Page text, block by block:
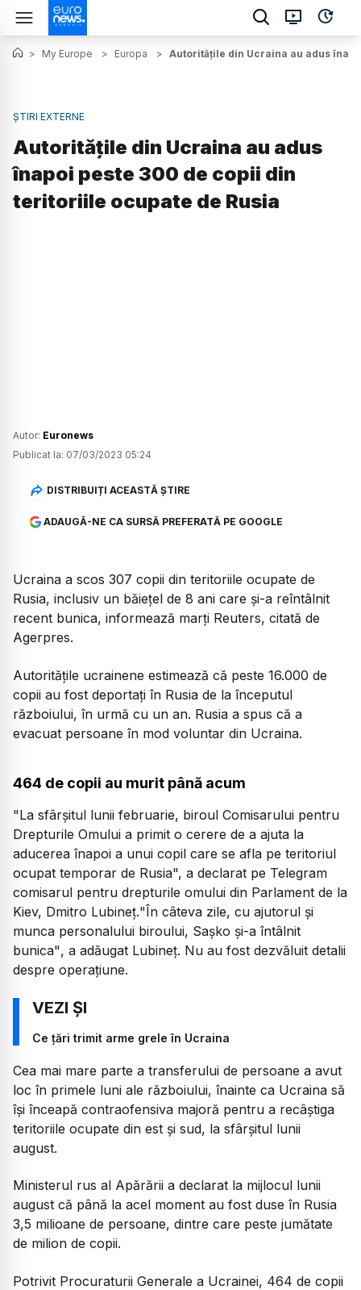
> My Europe > Europa > Autoritățile din Ucraina au adus
ȘTIRI EXTERNE
Autoritățile din Ucraina au adus
înapoi peste 300 de copii din
teritoriile ocupate de Rusia
Autor: Euronews
Publicat la: 07/03/2023 05:24
DISTRIBUIȚI ACEASTĂ ȘTIRE
ADAUGĂ-NE CA SURSĂ PREFERATĂ PE GOOGLE
Ucraina a scos 307 copii din teritoriile ocupate de
Rusia, inclusiv un băieţel de 8 ani care şi-a reîntâlnit
recent bunica, informează marţi Reuters, citată de
Agerpres.
Autorităţile ucrainene estimează că peste 16.000 de
copii au fost deportaţi în Rusia de la începutul
războiului, în urmă cu un an. Rusia a spus că a
evacuat persoane în mod voluntar din Ucraina.
464 de copii au murit până acum
"La sfârşitul lunii februarie, biroul Comisarului pentru
Drepturile Omului a primit o cerere de a ajuta la
aducerea înapoi a unui copil care se afla pe teritoriul
ocupat temporar de Rusia", a declarat pe Telegram
comisarul pentru drepturile omului din Parlament de la
Kiev, Dmitro Lubineţ."În câteva zile, cu ajutorul şi
munca personalului biroului, Saşko şi-a întâlnit
bunica", a adăugat Lubineţ. Nu au fost dezvăluit detalii
despre operaţiune.
Ce țări trimit arme grele în Ucraina
Cea mai mare parte a transferului de persoane a avut
loc în primele luni ale războiului, înainte ca Ucraina să
îşi înceapă contraofensiva majoră pentru a recâştiga
teritoriile ocupate din est şi sud, la sfârşitul lunii
august.
Ministerul rus al Apărării a declarat la mijlocul lunii
august că până la acel moment au fost duse în Rusia
3,5 milioane de persoane, dintre care peste jumătate
de milion de copii.
Potrivit Procuraturii Generale a Ucrainei, 464 de copii